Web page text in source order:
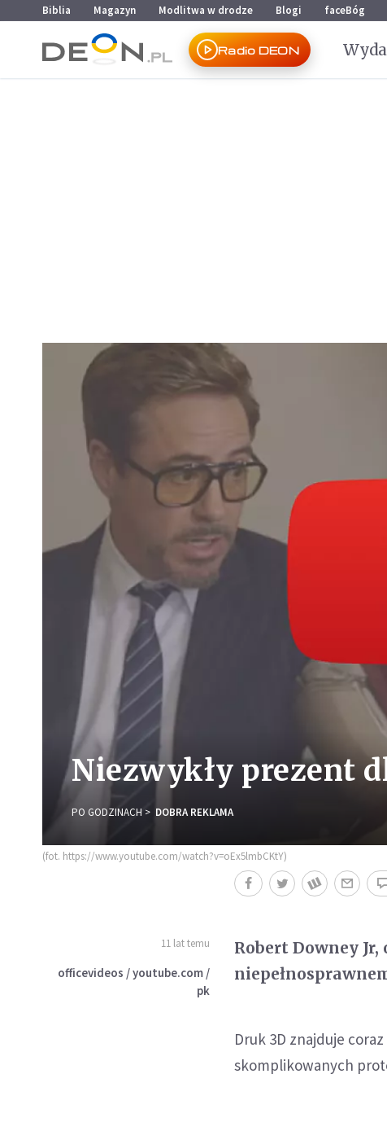
Przejdź do menu głównego
Przejdź do treści
Biblia Magazyn Modlitwa w drodze Blogi faceBóg
Radio DEON
Niezwykły prezent
PO GODZINACH DOBRA REKLAMA
(fot. https://www.youtube.com/watch?v=oEx5lmbCKtY)
11 lat temu
officevideos / youtube.com /
pk
Robert Downey
Druk 3D znajduje
skomplikowanych